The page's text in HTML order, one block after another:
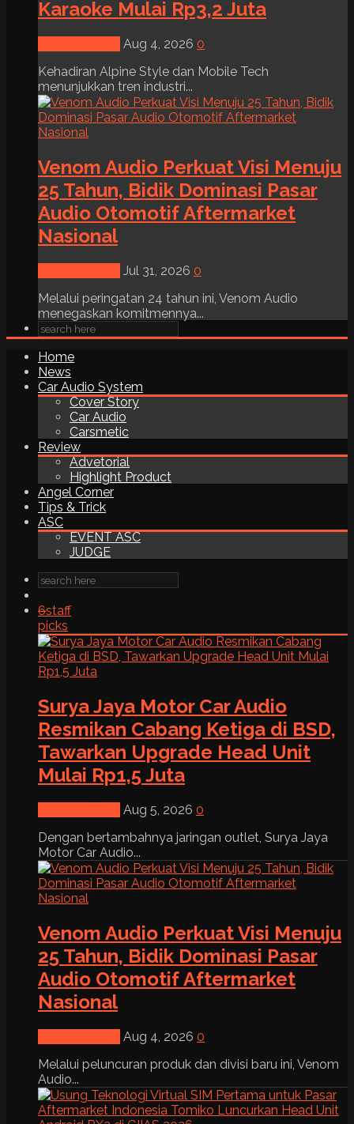
Karaoke Mulai Rp3,2 Juta
Aug 4, 2026 0
Kehadiran Alpine Style dan Mobile Tech
menunjukkan tren industri...
Venom Audio Perkuat Visi Menuju
25 Tahun, Bidik Dominasi Pasar
Audio Otomotif Aftermarket
Nasional
Jul 31, 2026 0
Melalui peringatan 24 tahun ini, Venom Audio
menegaskan komitmennya...
Home
News
Car Audio System
Cover Story
Car Audio
Carsmetic
Review
Advetorial
Highlight Product
Angel Corner
Tips & Trick
ASC
EVENT ASC
JUDGE
6staff
picks
Surya Jaya Motor Car Audio
Resmikan Cabang Ketiga di BSD,
Tawarkan Upgrade Head Unit
Mulai Rp1,5 Juta
Aug 5, 2026 0
Dengan bertambahnya jaringan outlet, Surya Jaya
Motor Car Audio...
Venom Audio Perkuat Visi Menuju
25 Tahun, Bidik Dominasi Pasar
Audio Otomotif Aftermarket
Nasional
Aug 4, 2026 0
Melalui peluncuran produk dan divisi baru ini, Venom
Audio...